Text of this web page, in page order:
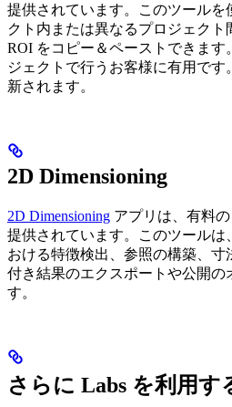
提供されています。このツールを
クト内または異なるプロジェクト
ROI をコピー＆ペーストできます
ジェクトで行うお客様に有用で
新されます。
2D Dimensioning
2D Dimensioning アプリは、有料
提供されています。このツールは
おける特徴検出、参照の構築、
付き結果のエクスポートや公開の
す。
さらに Labs を利用す